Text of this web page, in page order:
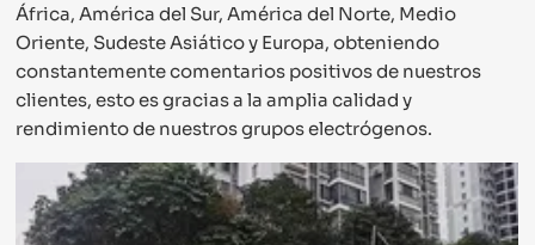
África, América del Sur, América del Norte, Medio
Oriente, Sudeste Asiático y Europa, obteniendo
constantemente comentarios positivos de nuestros
clientes, esto es gracias a la amplia calidad y
rendimiento de nuestros grupos electrógenos.